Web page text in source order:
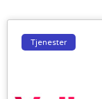
Tjenester